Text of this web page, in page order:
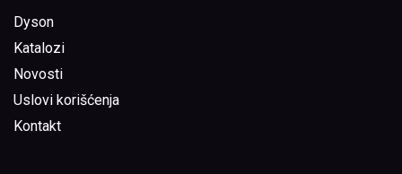
Dyson
Katalozi
Novosti
Uslovi korišćenja
Kontakt